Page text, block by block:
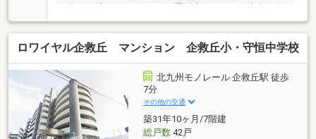
以内■システムキッチン■陽当り良好■閑静な住宅地■シ
ャワー付洗面化粧台■東南向き■平面駐車場■温水洗浄
便座■通風良好■小学校 徒歩10分以内■エレベーター■
駐輪場※司法書士売主指定
ロワイヤル企救丘 マンション 企救丘小・守恒中学校
北九州モノレール 企救丘駅 徒歩
7分
その他の交通
築31年10ヶ月/7階建
総戸数42戸